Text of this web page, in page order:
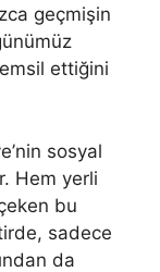
geçmişin
ettiğini
sosyal
Hem yerli
bu
sadece
da